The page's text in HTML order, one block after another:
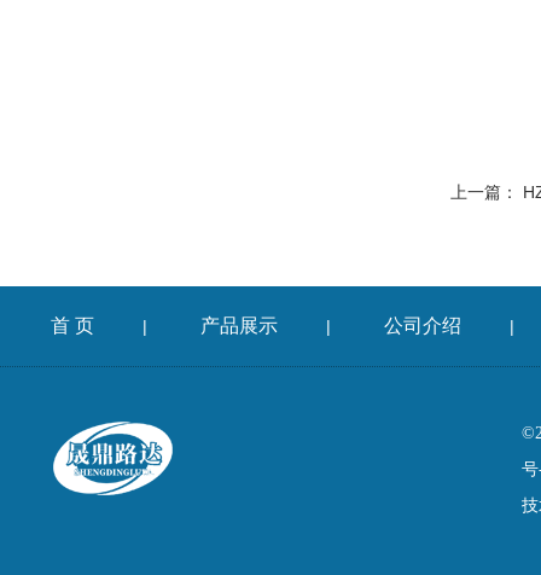
上一篇：
首 页 | 产品展示 | 公司介绍 |
号